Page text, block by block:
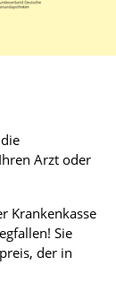
Arzt oder
Krankenkasse
Sie
der in